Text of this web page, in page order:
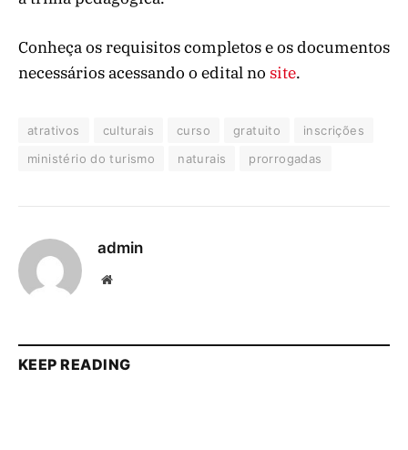
Conheça os requisitos completos e os documentos
necessários acessando o edital no site.
atrativos culturais curso gratuito
inscrições
ministério do turismo
naturais prorrogadas
admin
Website
KEEP READING